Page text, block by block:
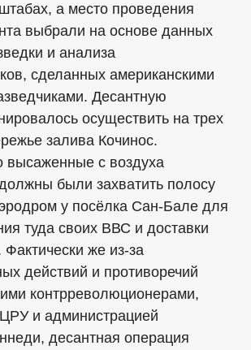
а место проведения
выбрали на основе данных
и анализа
сделанных американскими
Десантную
осуществить на трех
залива Кочинос.
с воздуха
были захватить полосу
у посёлка Сан-Бале для
туда своих ВВС и доставки
же из-за
действий и противоречий
контрреволюционерами,
и администрацией
десантная операция